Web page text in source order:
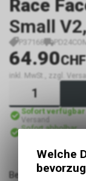
Race
Small
P37168
64.90CHF
inkl. MwSt., zzgl.
Sofort verfügbar
Versand
Sofort abholbar
Bereit für den
Welche